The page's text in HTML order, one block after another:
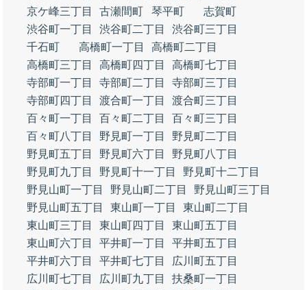
京ケ峰三丁目
古瀬間町 琴平町
志賀町
渋谷町一丁目
渋谷町二丁目
渋谷町三丁目
千石町
高橋町一丁目
高橋町二丁目
高橋町三丁目
高橋町四丁目
高橋町七丁目
寺部町一丁目
寺部町二丁目
寺部町三丁目
寺部町四丁目
渡合町一丁目
渡合町三丁目
百々町一丁目
百々町二丁目
百々町三丁目
百々町八丁目
野見町一丁目
野見町二丁目
野見町五丁目
野見町六丁目
野見町八丁目
野見町九丁目
野見町十一丁目
野見町十二丁目
野見山町一丁目
野見山町二丁目
野見山町三丁目
野見山町五丁目
東山町一丁目
東山町二丁目
東山町三丁目
東山町四丁目
東山町五丁目
東山町六丁目
平井町一丁目
平井町五丁目
平井町六丁目
平井町七丁目
広川町五丁目
広川町七丁目
広川町九丁目
扶桑町一丁目